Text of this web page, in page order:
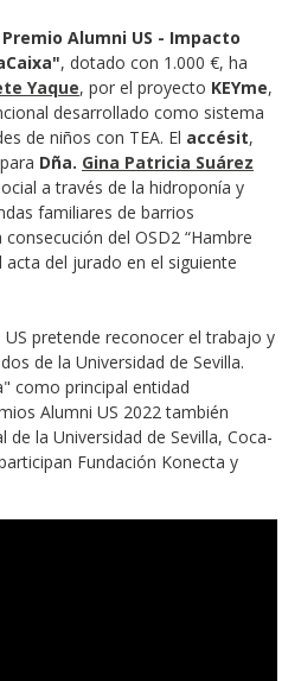
Premio Alumni US - Impacto
, dotado con 1.000 €, ha
Yaque, por el proyecto KEYme,
desarrollado como sistema
de niños con TEA. El accésit,
Dña. Gina Patricia Suárez
a través de la hidroponía y
familiares de barrios
del OSD2 “Hambre
acta del jurado en el siguiente
pretende reconocer el trabajo y
de la Universidad de Sevilla.
como principal entidad
Alumni US 2022 también
la Universidad de Sevilla, Coca-
Fundación Konecta y